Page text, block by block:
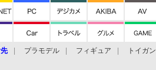
プラモデル フィギュア トイガン